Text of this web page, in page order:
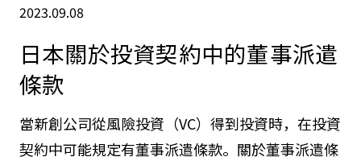
2023.09.08
日本關於投資契約中的董事派遣
條款
當新創公司從風險投資（VC）得到投資時，在投資
契約中可能規定有董事派遣條款。關於董事派遣條